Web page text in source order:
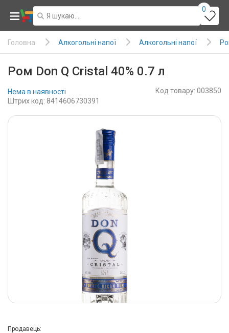
0
Головна Алкогольні напої Алкогольні напої
Ром Don Q Cristal 40% 0.7 л
Нема в наявності
Код товару: 003850
Штрих код: 8414606730391
Продавець: